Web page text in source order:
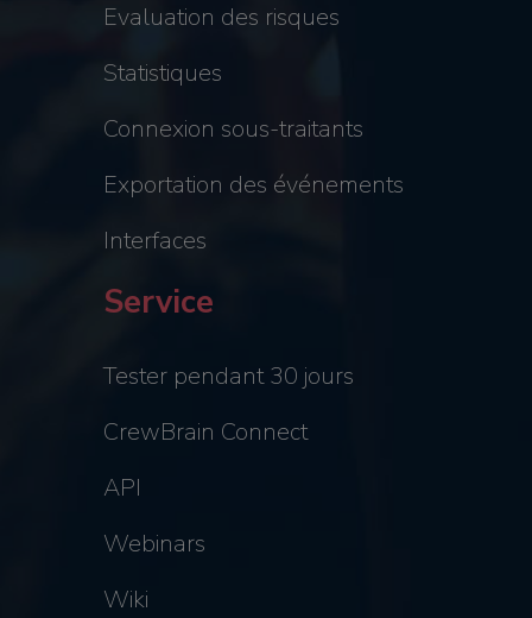
Evaluation des risques
Statistiques
Connexion sous-traitants
Exportation des événements
Interfaces
Service
Tester pendant 30 jours
CrewBrain Connect
API
Webinars
Wiki